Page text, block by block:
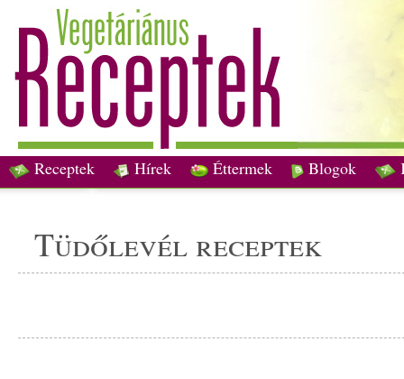
Receptek Hírek Éttermek Blogok
tüdőlevél receptek